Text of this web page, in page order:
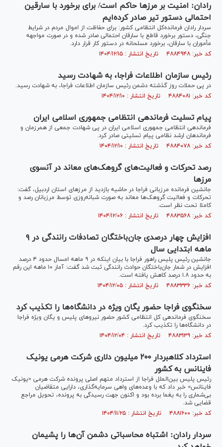
رادان: امنیت بر مرز‌ها حاکم است/ برای برخورد با سارقین
احتمالی دستور تیر صادر کرده‌ایم
سردار رادان فرمانده‌کل انتظامی کشور: برای حفاظت از اموال مردم در شرایط
جنگی، دستور برخورد قاطع با سارقان احتمالی صادر شده و در صورت مواجهه
مأموران با سارقان، برخورد مسلحانه در دستور کار قرار دارد.
کد خبر: ۴۸۸۴۹۴۸ تاریخ انتشار : ۱۴۰۴/۱۲/۱۵
رئیس سازمان اطلاعات فراجا، به شهادت رسید
در پی حملات روز گذشته دشمن رئیس سازمان اطلاعات فراجا، به شهادت رسید.
کد خبر: ۴۸۸۴۰۸۱ تاریخ انتشار : ۱۴۰۴/۱۲/۱۰
پیام تسلیت فرماندهی انتظامی جمهوری اسلامی ایران
فرماندهی انتظامی جمهوری اسلامی ایران در پی شهادت جمعی از همرزمان و
فرماندهان ارشد نظامی پیام تسلیتی صادر کرد.
کد خبر: ۴۸۸۴۰۷۸ تاریخ انتشار : ۱۴۰۴/۱۲/۱۰
رصد تحرکات و فعالیت‌های گروهک‌های معاند در آنسوی
مرز‌ها
جانشین فرمانده مرزبانی فراجا در حاشیه بازدید از مرز‌های استان اردبیل، گفت:
تحرکات و فعالیت گروهک‌ها معاند به صورت شبانه‌روزی توسط مرزبانان رصد و
کاملا تحت نظر است.
کد خبر: ۴۸۸۳۵۶۸ تاریخ انتشار : ۱۴۰۴/۱۲/۰۶
افزایش چهار درصدی جان‌باختگان تصادفات رانندگی در ۹
ماهه ابتدایی سال
جانشین رئیس پلیس راهور فراجا با بیان اینکه در ۹ ماهه امسال حدود ۴ درصد
افزایش در شمار جان‌باختگان حوادث رانندگی ثبت شد گفت: آمار ۱۰ ماهه این رقم
به حدود ۱.۸ درصد کاهش یافته است.
کد خبر: ۴۸۸۳۳۳۶ تاریخ انتشار : ۱۴۰۴/۱۲/۰۵
سخنگوی فراجا حضور یگان ویژه در دانشگاه‌ها را تکذیب کرد
سخنگوی فرماندهی کل انتظامی کشور حضور نیرو‌های پلیس و یگان ویژه فراجا
در دانشگاه‌ها را تکذیب کرد.
کد خبر: ۴۸۸۳۱۳۹ تاریخ انتشار : ۱۴۰۴/۱۲/۰۴
استرداد کلاهبردار ۲۰۰ میلیون دلاری شرکت هرمی یونیک
فاینانس به کشور
رئیس پلیس بین‌الملل فراجا از استرداد متهم اصلی پرونده شرکت هرمی «یونیک
فاینانس» خبر داد که با وعده‌های واهی سرمایه‌گذاری، دارایی متقاضیان
بی‌شماری را به یغما برده بود و اکنون جهت رسیدگی به پرونده، تحویل مراجع
قضایی شد.
کد خبر: ۴۸۸۱۶۰۰ تاریخ انتشار : ۱۴۰۴/۱۱/۲۵
سردار رادان: اشتباه محاسباتی دشمن آن‌ها را پشیمان